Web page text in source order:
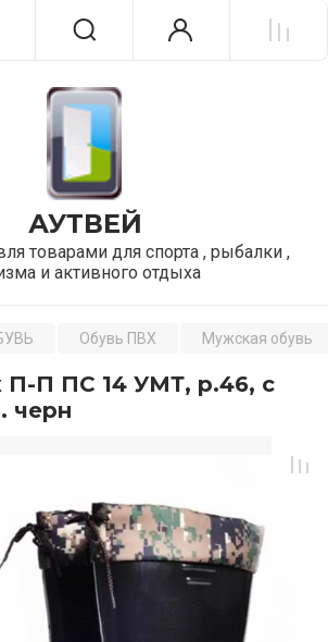
АУТВЕЙ
товарами для спорта , рыбалки ,
и активного отдыха
Обувь ПВХ Мужская обувь
П-П ПС 14 УМТ, р.46, с
черн